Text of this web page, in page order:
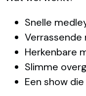
Snelle
Verrassende
Herkenbare
Slimme
Een show